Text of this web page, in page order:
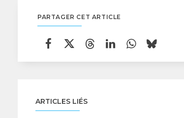
PARTAGER CET ARTICLE
ARTICLES LIÉS